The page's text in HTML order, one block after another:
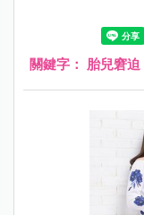
關鍵字： 胎兒窘迫